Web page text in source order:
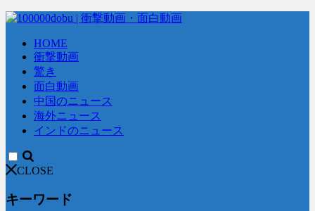
HOME
衝撃動画
驚き
面白動画
中国のニュース
海外ニュース
インドのニュース
CLOSE
キーワード